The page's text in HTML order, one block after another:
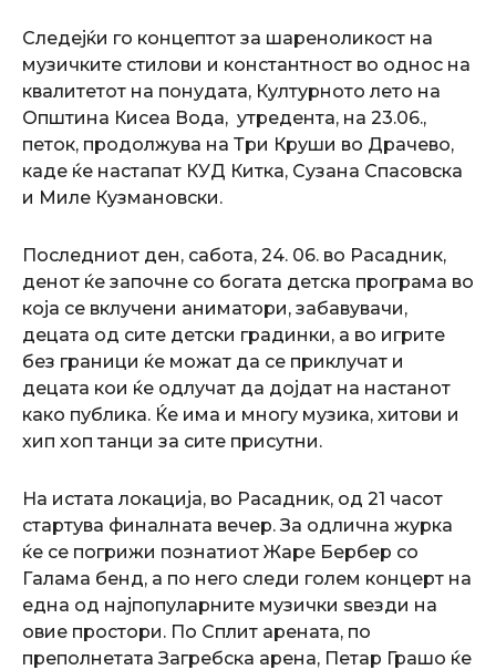
Следејќи го концептот за шареноликост на
музичките стилови и константност во однос на
квалитетот на понудата, Културното лето на
Општина Кисеа Вода, утредента, на 23.06.,
петок, продолжува на Три Круши во Драчево,
каде ќе настапат КУД Китка, Сузана Спасовска
и Миле Кузмановски.
Последниот ден, сабота, 24. 06. во Расадник,
денот ќе започне со богата детска програма во
која се вклучени аниматори, забавувачи,
децата од сите детски градинки, а во игрите
без граници ќе можат да се приклучат и
децата кои ќе одлучат да дојдат на настанот
како публика. Ќе има и многу музика, хитови и
хип хоп танци за сите присутни.
На истата локација, во Расадник, од 21 часот
стартува финалната вечер. За одлична журка
ќе се погрижи познатиот Жаре Бербер со
Галама бенд, а по него следи голем концерт на
една од најпопуларните музички ѕвезди на
овие простори. По Сплит арената, по
преполнетата Загребска арена, Петар Грашо ќе